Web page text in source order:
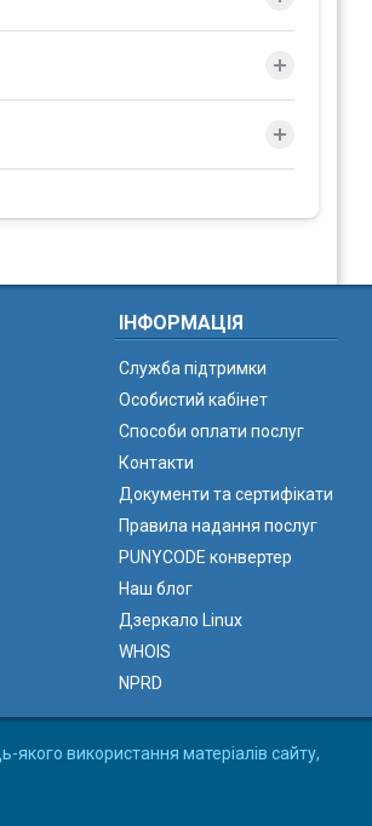
ІНФОРМАЦІЯ
Служба підтримки
Особистий кабінет
Способи оплати послуг
Контакти
Документи та сертифікати
Правила надання послуг
PUNYCODE конвертер
Наш блог
Дзеркало Linux
WHOIS
NPRD
якого використання матеріалів сайту,